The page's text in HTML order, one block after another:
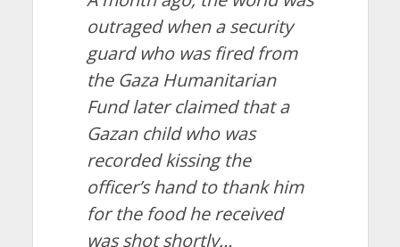
outraged when a security
guard who was fired from
the Gaza Humanitarian
Fund later claimed that a
Gazan child who was
recorded kissing the
officer’s hand to thank him
for the food he received
was shot shortly…